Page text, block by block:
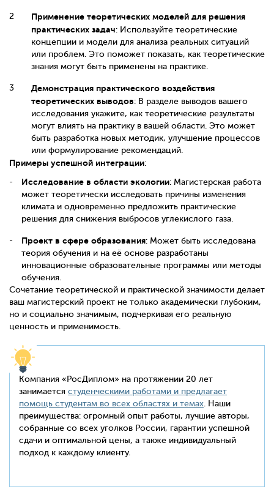
Применение теоретических моделей для решения
практических задач: Используйте теоретические
концепции и модели для анализа реальных ситуаций
или проблем. Это поможет показать, как теоретические
знания могут быть применены на практике.
Демонстрация практического воздействия
теоретических выводов: В разделе выводов вашего
исследования укажите, как теоретические результаты
могут влиять на практику в вашей области. Это может
быть разработка новых методик, улучшение процессов
или формулирование рекомендаций.
Примеры успешной интеграции:
Исследование в области экологии: Магистерская работа
может теоретически исследовать причины изменения
климата и одновременно предложить практические
решения для снижения выбросов углекислого газа.
Проект в сфере образования: Может быть исследована
теория обучения и на её основе разработаны
инновационные образовательные программы или методы
обучения.
Сочетание теоретической и практической значимости делает
ваш магистерский проект не только академически глубоким,
но и социально значимым, подчеркивая его реальную
ценность и применимость.
Компания «РосДиплом» на протяжении 20 лет
занимается студенческими работами и предлагает
помощь студентам во всех областях и темах . Наши
преимущества: огромный опыт работы, лучшие авторы,
собранные со всех уголков России, гарантии успешной
сдачи и оптимальной цены, а также индивидуальный
подход к каждому клиенту.